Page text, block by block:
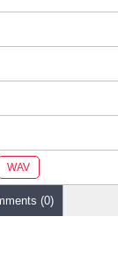
WAV
(0)